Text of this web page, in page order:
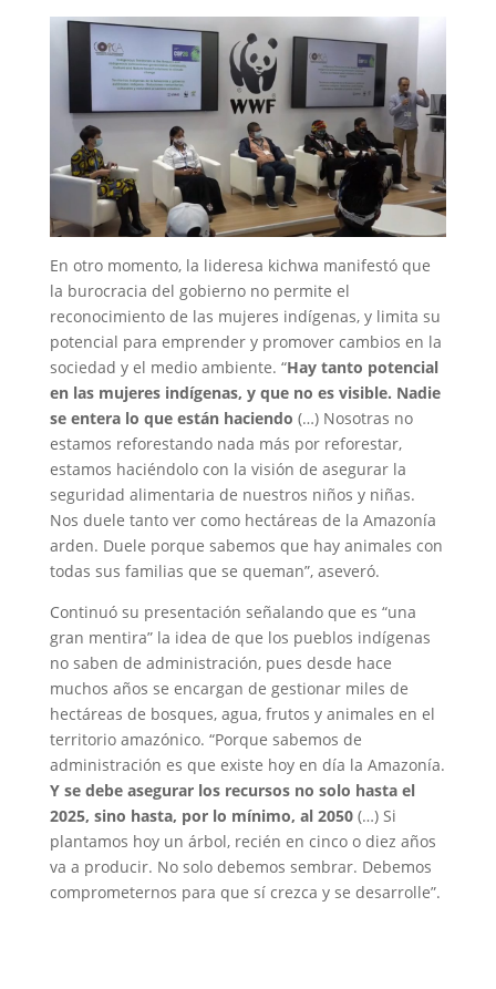
En otro momento, la lideresa kichwa manifestó que
la burocracia del gobierno no permite el
reconocimiento de las mujeres indígenas, y limita su
potencial para emprender y promover cambios en la
sociedad y el medio ambiente. “Hay tanto potencial
en las mujeres indígenas, y que no es visible. Nadie
se entera lo que están haciendo (…) Nosotras no
estamos reforestando nada más por reforestar,
estamos haciéndolo con la visión de asegurar la
seguridad alimentaria de nuestros niños y niñas.
Nos duele tanto ver como hectáreas de la Amazonía
arden. Duele porque sabemos que hay animales con
todas sus familias que se queman”, aseveró.
Continuó su presentación señalando que es “una
gran mentira” la idea de que los pueblos indígenas
no saben de administración, pues desde hace
muchos años se encargan de gestionar miles de
hectáreas de bosques, agua, frutos y animales en el
territorio amazónico. “Porque sabemos de
administración es que existe hoy en día la Amazonía.
Y se debe asegurar los recursos no solo hasta el
2025, sino hasta, por lo mínimo, al 2050(…) Si
plantamos hoy un árbol, recién en cinco o diez años
va a producir. No solo debemos sembrar. Debemos
comprometernos para que sí crezca y se desarrolle”.